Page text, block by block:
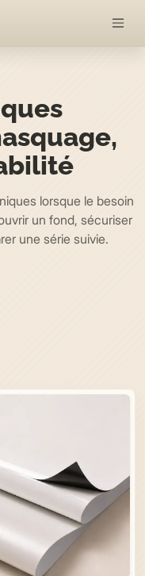
lorsque le besoin
un fond, sécuriser
une série suivie.